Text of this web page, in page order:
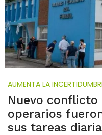
AUMENTA LA
Nuevo conflicto
operarios
sus tareas